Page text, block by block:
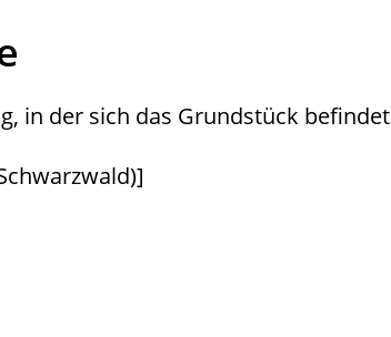
in der sich das Grundstück befindet